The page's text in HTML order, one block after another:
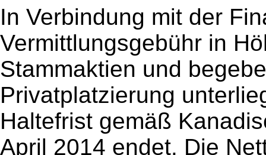
In Verbindung mit der
Vermittlungsgebühr in
Stammaktien und
Privatplatzierung
Haltefrist gemäß
April 2014 endet. Die